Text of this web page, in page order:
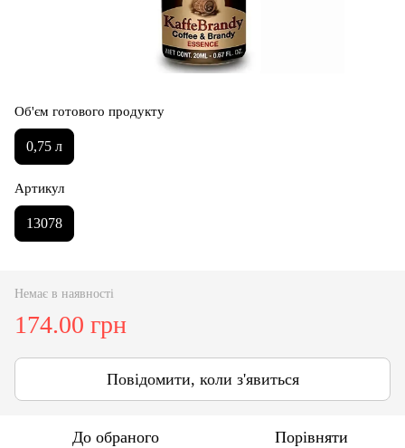
Об'єм готового продукту
0,75 л
Артикул
13078
Немає в наявності
174.00 грн
Повідомити, коли з'явиться
До обраного Порівняти